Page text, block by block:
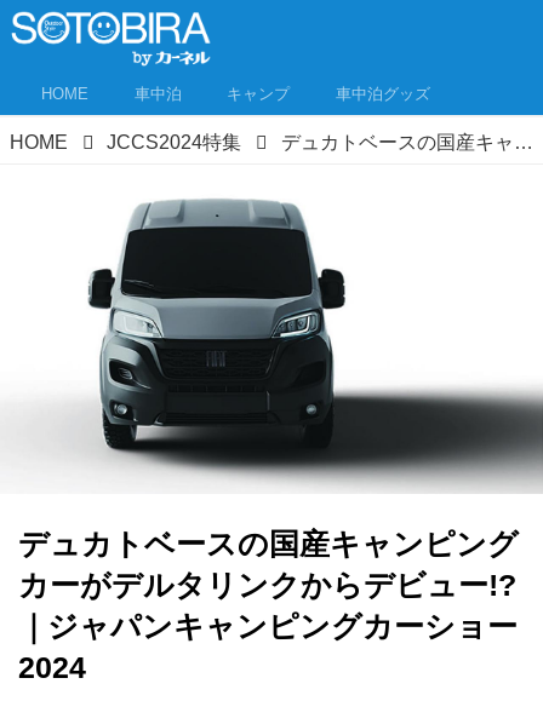
HOME 車中泊 キャンプ 車中泊グッズ
HOME JCCS2024特集 デュカトベースの国産キャンピングカーがデルタリンクからデビュー!?｜ジャパンキャンピングカーショー2024
デュカトベースの国産キャンピング
カーがデルタリンクからデビュー!?
｜ジャパンキャンピングカーショー
2024